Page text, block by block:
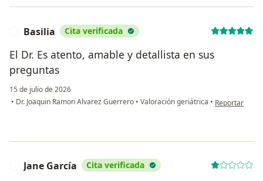
Basilia Cita verificada
El Dr. Es atento, amable y detallista en sus
preguntas
15 de julio de 2026
• Dr. Joaquin Ramon Alvarez Guerrero • Valoración geriátrica • en opinión
Reportar
Jane García Cita verificada